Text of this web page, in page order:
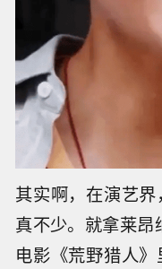
其实啊，在演艺
真不少。就拿莱昂
电影《荒野猎人